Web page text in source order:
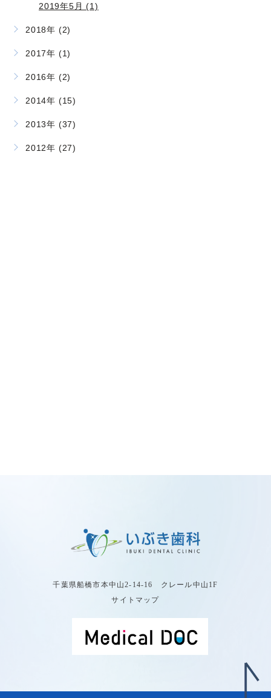
2019年5月 (1)
2018年 (2)
2017年 (1)
2016年 (2)
2014年 (15)
2013年 (37)
2012年 (27)
千葉県船橋市本中山2-14-16 クレール中山1F
サイトマップ